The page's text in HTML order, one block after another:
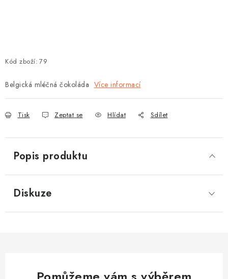
Kód zboží: 79
Belgická mléčná čokoláda Více informací
Tisk Zeptat se Hlídat Sdílet
Popis produktu
Diskuze